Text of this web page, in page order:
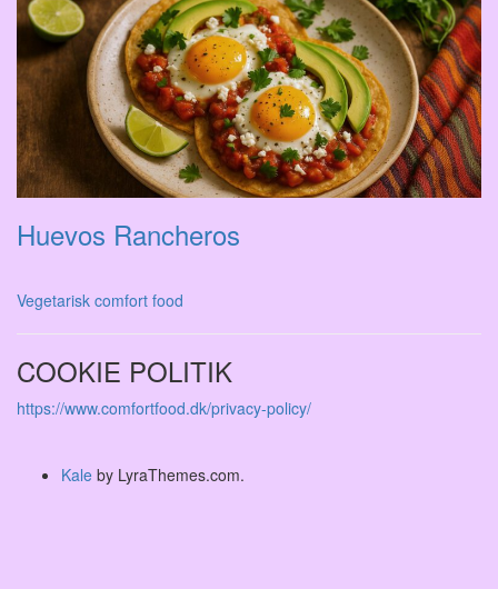
Huevos Rancheros
Vegetarisk comfort food
COOKIE POLITIK
https://www.comfortfood.dk/privacy-policy/
Kale by LyraThemes.com.